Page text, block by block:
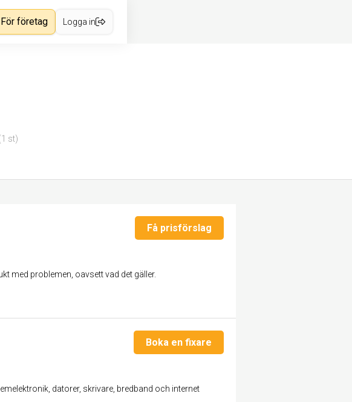
För företag Logga in
st)
Få prisförslag
med problemen, oavsett vad det gäller.
Boka en fixare
datorer, skrivare, bredband och internet